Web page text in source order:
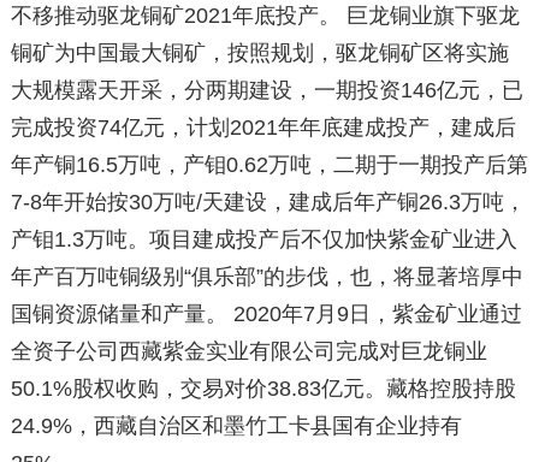
不移推动驱龙铜矿2021年底投产。 巨龙铜业旗下驱龙
铜矿为中国最大铜矿，按照规划，驱龙铜矿区将实施
大规模露天开采，分两期建设，一期投资146亿元，已
完成投资74亿元，计划2021年年底建成投产，建成后
年产铜16.5万吨，产钼0.62万吨，二期于一期投产后第
7-8年开始按30万吨/天建设，建成后年产铜26.3万吨，
产钼1.3万吨。项目建成投产后不仅加快紫金矿业进入
年产百万吨铜级别“俱乐部”的步伐，也，将显著培厚中
国铜资源储量和产量。 2020年7月9日，紫金矿业通过
全资子公司西藏紫金实业有限公司完成对巨龙铜业
50.1%股权收购，交易对价38.83亿元。藏格控股持股
24.9%，西藏自治区和墨竹工卡县国有企业持有